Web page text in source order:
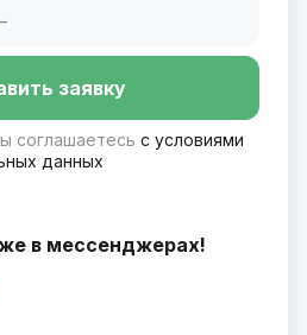
заявку
соглашаетесь с условиями
данных
в мессенджерах!